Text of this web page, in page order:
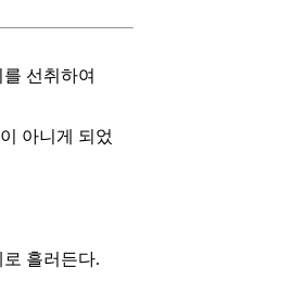
선취하여
아니게 되었
흘러든다.